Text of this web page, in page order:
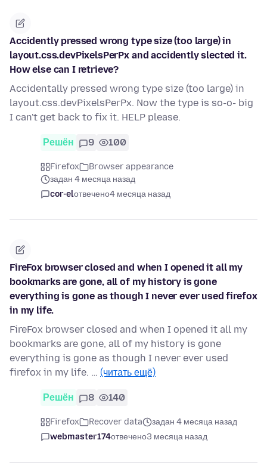
Accidently pressed wrong type size (too large) in
layout.css.devPixelsPerPx and accidently slected it.
How else can I retrieve?
Accidentally pressed wrong type size (too large) in
layout.css.devPixelsPerPx. Now the type is so-o- big
I can't get back to fix it. HELP please.
Решён 9 100
Firefox
Browser appearance
задан 4 месяца назад
cor-elотвечено4 месяца назад
FireFox browser closed and when I opened it all my
bookmarks are gone, all of my history is gone
everything is gone as though I never ever used firefox
in my life.
FireFox browser closed and when I opened it all my
bookmarks are gone, all of my history is gone
everything is gone as though I never ever used
firefox in my life. … (читать ещё)
Решён 8 140
Firefox Recover data
задан 4 месяца назад
webmaster174отвечено3 месяца назад